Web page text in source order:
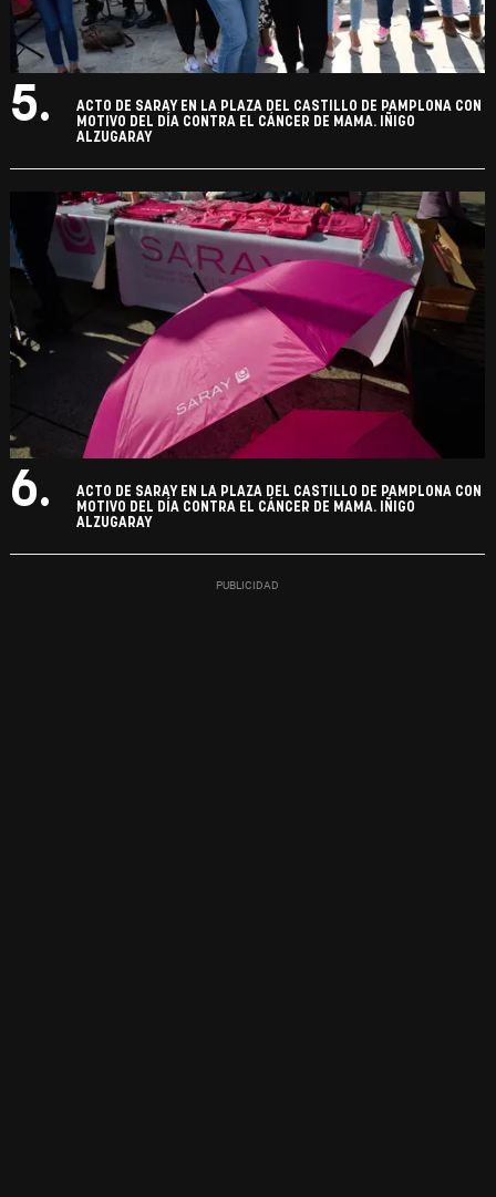
5.
ACTO DE SARAY EN LA PLAZA DEL CASTILLO DE PAMPLONA CON
MOTIVO DEL DÍA CONTRA EL CÁNCER DE MAMA. IÑIGO
ALZUGARAY
6.
ACTO DE SARAY EN LA PLAZA DEL CASTILLO DE PAMPLONA CON
MOTIVO DEL DÍA CONTRA EL CÁNCER DE MAMA. IÑIGO
ALZUGARAY